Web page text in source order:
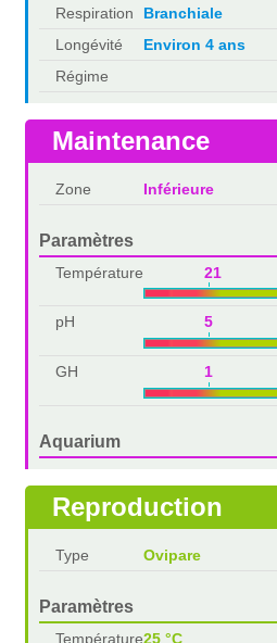
Respiration
Branchiale
Longévité
Environ 4 ans
Régime
Maintenance
Zone Inférieure
Paramètres
Température 21
pH 5
GH 1
Aquarium
Reproduction
Type Ovipare
Paramètres
Température25 °C